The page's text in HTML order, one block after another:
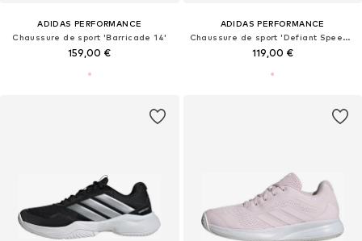
ADIDAS PERFORMANCE
Chaussure de sport 'Barricade 14'
159,00 €
ADIDAS PERFORMANCE
Chaussure de sport 'Defiant Speed 2'
119,00 €